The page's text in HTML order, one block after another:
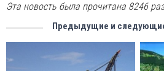
Эта новость была прочитана 8246
Предыдущие и